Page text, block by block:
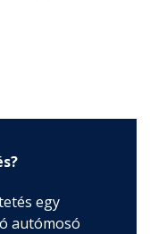
egy
autómosó